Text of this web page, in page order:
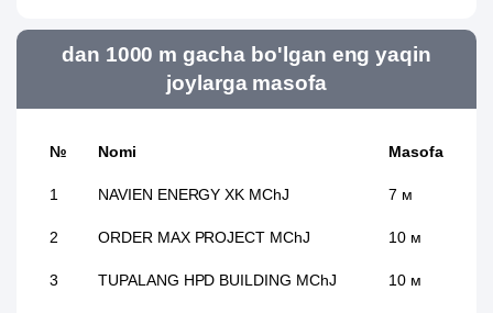
dan 1000 m gacha bo'lgan eng yaqin
joylarga masofa
№ Nomi Masofa
1 NAVIEN ENERGY XK MChJ 7 м
2 ORDER MAX PROJECT MChJ 10 м
3 TUPALANG HPD BUILDING MChJ 10 м